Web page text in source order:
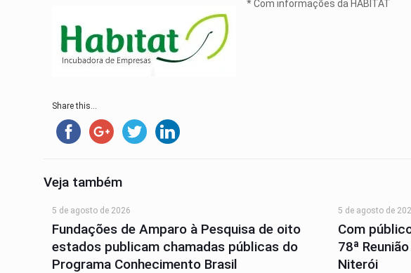
* Com informações da HABITAT
Share this...
Veja também
5 de agosto de 2026
Fundações de Amparo à Pesquisa de oito
estados publicam chamadas públicas do
Programa Conhecimento Brasil
5 de agosto de
Com
78ª
Niterói